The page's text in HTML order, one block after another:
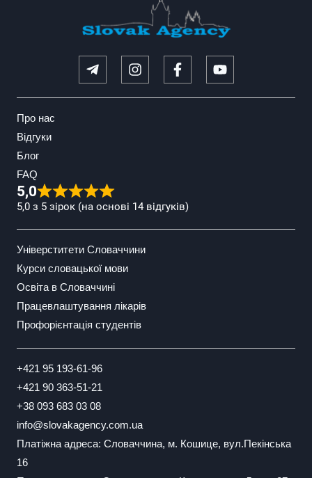
Про нас
Відгуки
Блог
FAQ
5,0
5,0 з 5 зірок (на основі 14 відгуків)
Універститети Словаччини
Курси словацької мови
Освіта в Словаччині
Працевлаштування лікарів
Профорієнтація студентів
+421 95 193-61-96
+421 90 363-51-21
+38 093 683 03 08
info@slovakagency.com.ua
Платіжна адреса: Словаччина, м. Кошице, вул.Пекінська
16